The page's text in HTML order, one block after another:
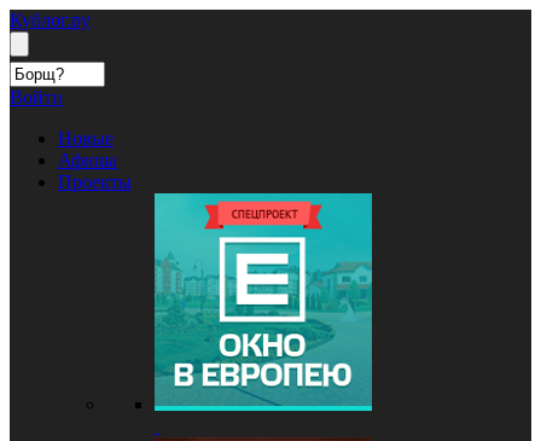
Кублог.ру
Войти
Новые
Афиша
Проекты